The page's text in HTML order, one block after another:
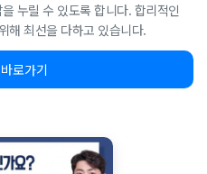
누릴 수 있도록 합니다. 합리적인
해 최선을 다하고 있습니다.
로가기